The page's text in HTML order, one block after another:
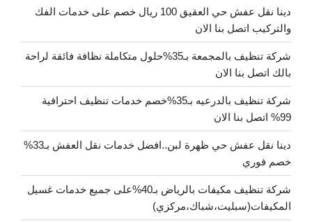
دينا نقل عفش حي العقيق 100 ريال خصم على خدمات الفك
والتركيب اتصل بنا الان
شركة تنظيف بالمجمعة بـ35%حلول متكاملة نظافة فائقة لراحة
بالك اتصل بنا الان
شركة تنظيف بالدرعيه بـ35%خصم خدمات تنظيف احترافية
99% اتصل بنا الان
دينا نقل عفش حي ظهرة لبن..افضل خدمات نقل العفش بـ33%
خصم فوري
شركة تنظيف مكيفات بالرياض بـ40%على جميع خدمات غسيل
المكيفات(سبليت،شباك،مركزي)